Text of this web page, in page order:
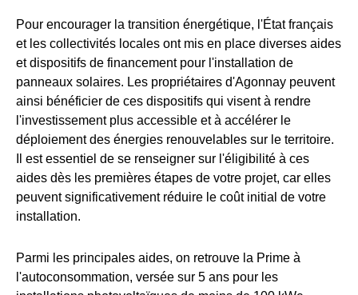
Pour encourager la transition énergétique, l'État français
et les collectivités locales ont mis en place diverses aides
et dispositifs de financement pour l'installation de
panneaux solaires. Les propriétaires d'Agonnay peuvent
ainsi bénéficier de ces dispositifs qui visent à rendre
l'investissement plus accessible et à accélérer le
déploiement des énergies renouvelables sur le territoire.
Il est essentiel de se renseigner sur l'éligibilité à ces
aides dès les premières étapes de votre projet, car elles
peuvent significativement réduire le coût initial de votre
installation.
Parmi les principales aides, on retrouve la Prime à
l'autoconsommation, versée sur 5 ans pour les